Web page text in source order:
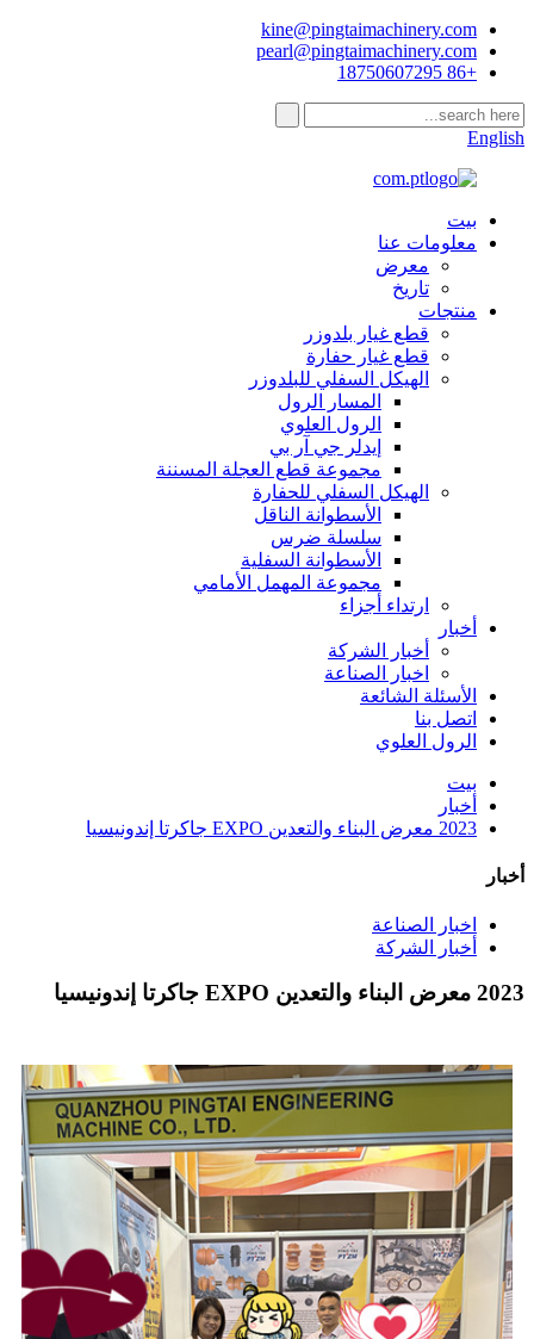
kine@pingtaimachinery.com
pearl@pingtaimachinery.com
+86 18750607295
English
بيت
معلومات عنا
معرض
تاريخ
منتجات
قطع غيار بلدوزر
قطع غيار حفارة
الهيكل السفلي للبلدوزر
المسار الرول
الرول العلوي
إيدلر جي آر بي
مجموعة قطع العجلة المسننة
الهيكل السفلي للحفارة
الأسطوانة الناقل
سلسلة ضرس
الأسطوانة السفلية
مجموعة المهمل الأمامي
ارتداء أجزاء
أخبار
أخبار الشركة
اخبار الصناعة
الأسئلة الشائعة
اتصل بنا
الرول العلوي
بيت
أخبار
2023 معرض البناء والتعدين EXPO جاكرتا إندونيسيا
أخبار
اخبار الصناعة
أخبار الشركة
2023 معرض البناء والتعدين EXPO جاكرتا إندونيسيا